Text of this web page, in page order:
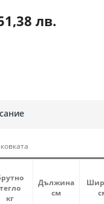
лв.
тегло
кг
Дължина
см